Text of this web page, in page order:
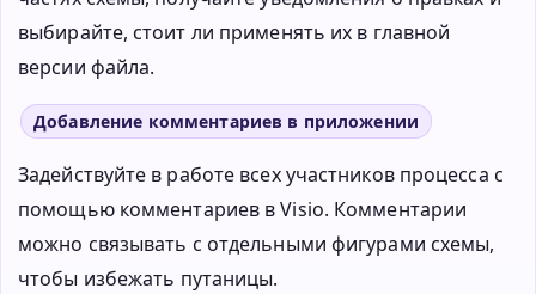
выбирайте, стоит ли применять их в главной
версии файла.
Добавление комментариев в приложении
Задействуйте в работе всех участников процесса с
помощью комментариев в Visio. Комментарии
можно связывать с отдельными фигурами схемы,
чтобы избежать путаницы.